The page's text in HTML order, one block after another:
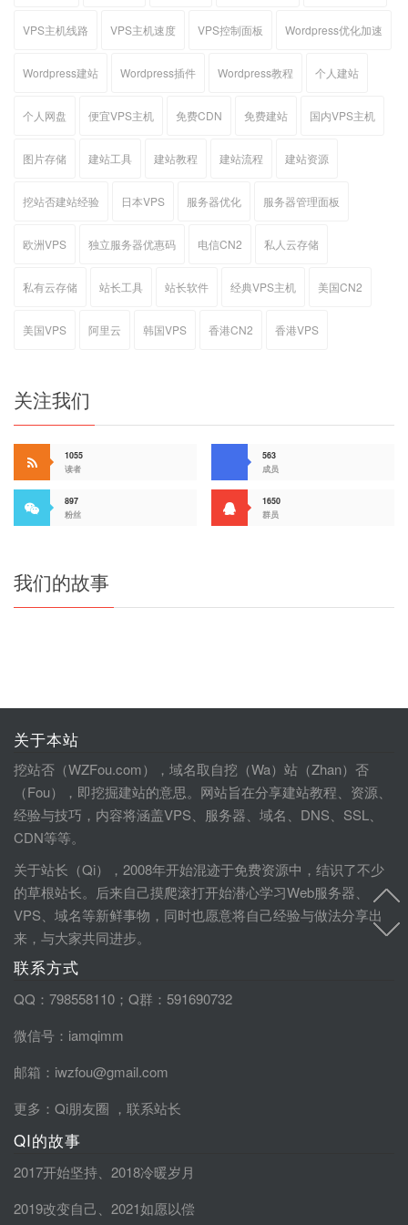
VPS主机线路 VPS主机速度 VPS控制面板 Wordpress优化加速
Wordpress建站 Wordpress插件 Wordpress教程 个人建站
个人网盘 便宜VPS主机 免费CDN 免费建站 国内VPS主机
图片存储 建站工具 建站教程 建站流程 建站资源
挖站否建站经验 日本VPS 服务器优化 服务器管理面板
欧洲VPS 独立服务器优惠码 电信CN2 私人云存储
私有云存储 站长工具 站长软件 经典VPS主机 美国CN2
美国VPS 阿里云 韩国VPS 香港CN2 香港VPS
关注我们
1055
读者
563
成员
897
粉丝
1650
群员
我们的故事
关于本站
挖站否（WZFou.com），域名取自挖（Wa）站（Zhan）否
（Fou），即挖掘建站的意思。网站旨在分享建站教程、资源、
经验与技巧，内容将涵盖VPS、服务器、域名、DNS、SSL、
CDN等等。
关于站长（Qi），2008年开始混迹于免费资源中，结识了不少
的草根站长。后来自己摸爬滚打开始潜心学习Web服务器、
VPS、域名等新鲜事物，同时也愿意将自己经验与做法分享出
来，与大家共同进步。
联系方式
QQ：798558110；Q群：591690732
微信号：iamqimm
邮箱：iwzfou@gmail.com
更多： Qi朋友圈 ， 联系站长
QI的故事
2017开始坚持
2018冷暖岁月
2019改变自己
2021如愿以偿